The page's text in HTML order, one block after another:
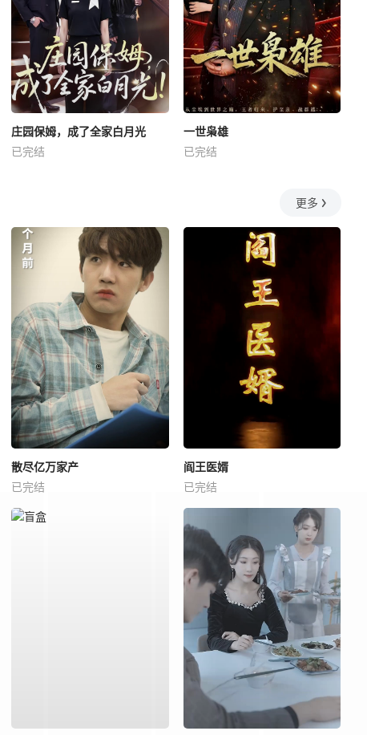
庄园保姆，成了全家白月光
已完结
一世枭雄
已完结
更多
散尽亿万家产
已完结
阎王医婿
已完结